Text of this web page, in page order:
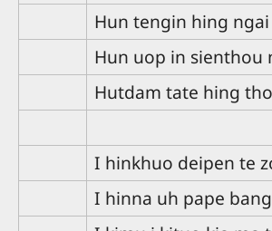
Hun tengin hing
Hun uop in sienthou
Hutdam tate hing
I hinkhuo deipen te
I hinna uh pape